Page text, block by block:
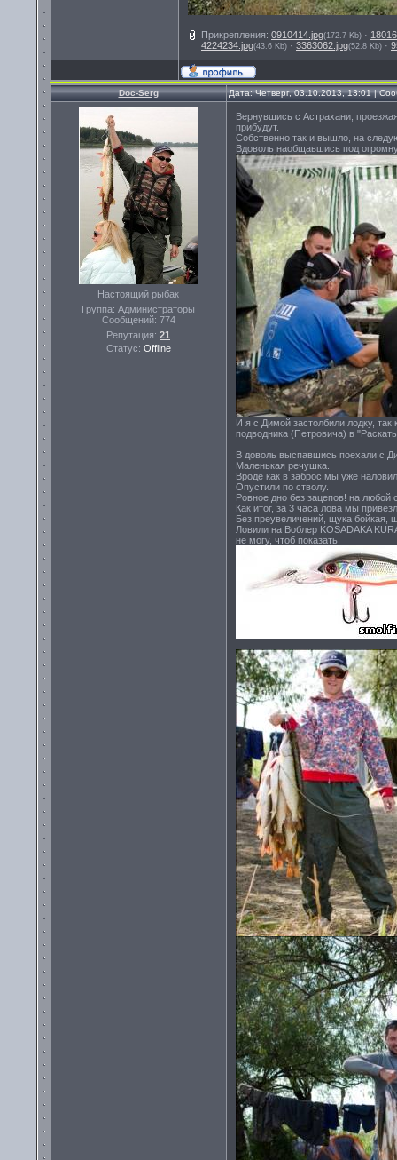
Прикрепления: 0910414.jpg(172.7 Kb) ·
4224234.jpg(43.6 Kb) · 3363062.jpg(52.8 Kb) ·
Doc-Serg Дата: Четверг, 03.10.2013, 13:01 |
Настоящий рыбак
Группа: Администраторы
Сообщений: 774
Репутация: 21
Статус: Offline
Вернувшись с Астрахани,
прибудут.
Собственно так и вышло, на
Вдоволь наобщавшись под
И я с Димой застолбили лодку,
подводника (Петровича) в
В доволь выспавшись поехали с
Маленькая речушка.
Вроде как в заброс мы уже
Опустили по стволу.
Ровное дно без зацепов! на любой
Как итог, за 3 часа лова мы
Без преувеличений, щука бойкая,
Ловили на Воблер KOSADAKA
не могу, чтоб показать.